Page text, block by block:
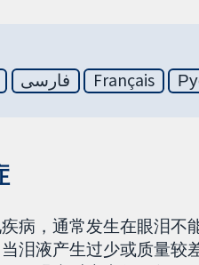
فارسی Français
病，通常发生在眼泪不
泪液产生过少或质量